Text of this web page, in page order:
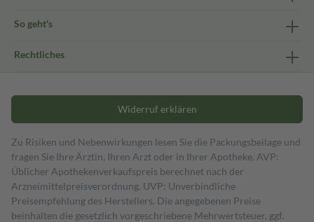
So geht's
Rechtliches
Widerruf erklären
Zu Risiken und Nebenwirkungen lesen Sie die Packungsbeilage und
fragen Sie Ihre Ärztin, Ihren Arzt oder in Ihrer Apotheke. AVP:
Üblicher Apothekenverkaufspreis berechnet nach der
Arzneimittelpreisverordnung. UVP: Unverbindliche
Preisempfehlung des Herstellers. Die angegebenen Preise
beinhalten die gesetzlich vorgeschriebene Mehrwertsteuer, ggf.